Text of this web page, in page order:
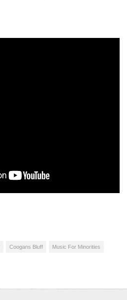
Coogans Bluff Music For Minorities